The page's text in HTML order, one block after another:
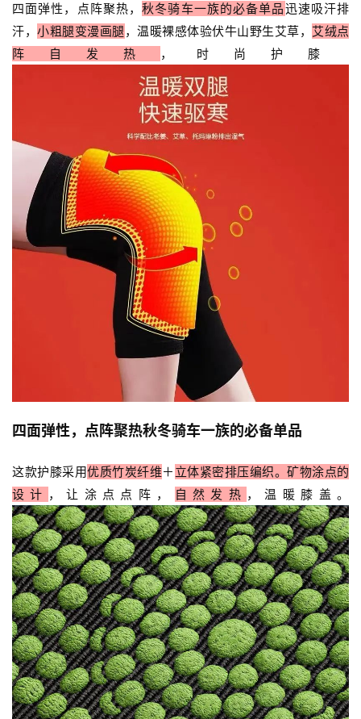
四面弹性，点阵聚热，秋冬骑车一族的必备单品迅速吸汗排
汗， 小粗腿变漫画腿 ，温暖裸感体验伏牛山野生艾草， 艾绒点
阵自发热
，时尚护膝
四面弹性，点阵聚热秋冬骑车一族的必备单品
这款护膝采用优质竹炭纤维＋ 立体紧密排压编织。 矿物涂点的
设计 ，让涂点点阵， 自然发热 ，温暖膝盖。